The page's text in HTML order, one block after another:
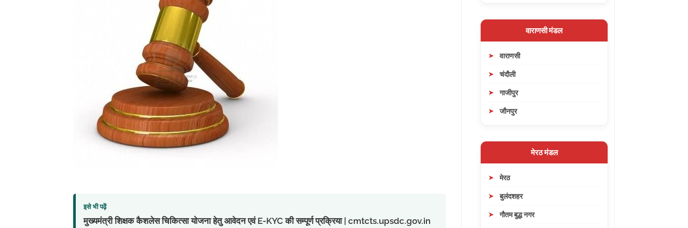
इसे भी पढ़ें
मुख्यमंत्री शिक्षक कैशलेस चिकित्सा योजना हेतु आवेदन एवं E-KYC की सम्पूर्ण प्रक्रिया | cmtcts.upsdc.gov.in
वाराणसी मंडल
वाराणसी
चंदौली
गाजीपुर
जौनपुर
मेरठ मंडल
मेरठ
बुलंदशहर
गौतम बुद्ध नगर